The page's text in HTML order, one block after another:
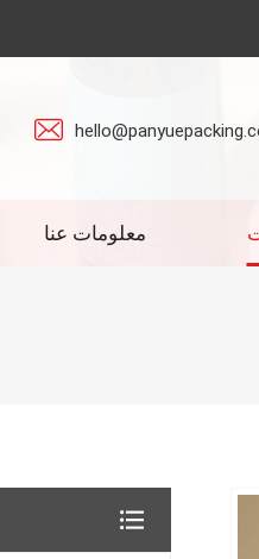
معلومات عنا